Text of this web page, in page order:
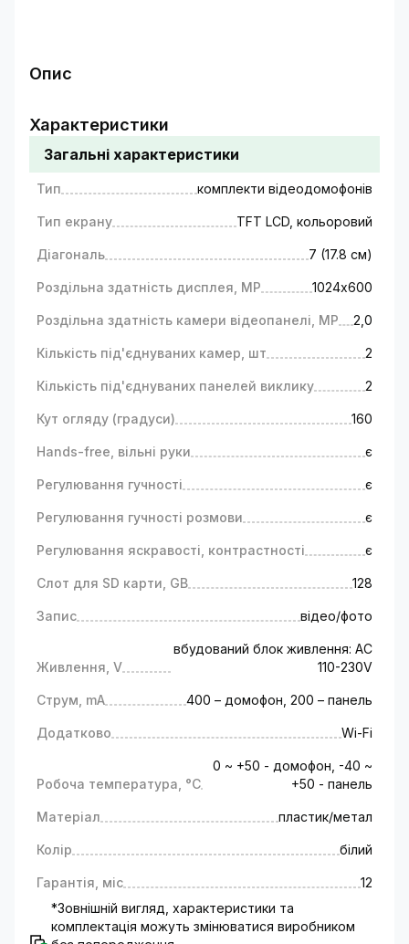
Опис
панель виклику
Купити домофон у комплекті з
підібраний провідними фахівцями GreenVision
із систем відеоспостереження та СКУД. Ми
гарантуємо повну сумісність обладнання.
Простота налаштувань та повна
налаштувань домофонного пристрою
докладно описано в інструкції з експлуатації
(входить до комплектації).
Вигідна ціна.Купівля обладнання в
Виклична панель плюс домофон у
системи контролю доступу, виконують
Камера, вбудована в панель виклику,
контролює зону вхідних дверей.
руху», щоб за необхідності можна було
відновити події, що відбуваються.
Виклична панель із вбудованою
відеокамерою та переговорним пристроєм
дає можливість побачити та поспілкуватися з
Ви можете відкрити вхідні двері одним
натисканням кнопки на екрані домофона, не
виходячи з квартири.
повідомлення відвідувачеві на випадок, якщо
немає можливості (бажання) відповісти
особисто.
Режим сну. Після активації домофон стає на
беззвучний режим, продовжуючи
Характеристики
Загальні характеристики
Тип комплекти відеодомофонів
Тип екрану TFT LCD, кольоровий
Діагональ 7 (17.8 см)
Роздільна здатність дисплея, MP 1024х600
Роздільна здатність камери відеопанелі, MP 2,0
Кількість під'єднуваних камер, шт 2
Кількість під'єднуваних панелей виклику 2
Кут огляду (градуси) 160
Hands-free, вільні руки є
Регулювання гучності є
Регулювання гучності розмови є
Регулювання яскравості, контрастності є
Слот для SD карти, GB 128
Запис відео/фото
Живлення, V
вбудований блок живлення: AC
110-230V
Струм, mA 400 – домофон, 200 – панель
Додатково Wi-Fi
Робоча температура, °C
0 ~ +50 - домофон, -40 ~
+50 - панель
Матеріал пластик/метал
Колір білий
Гарантія, міс
12
*Зовнішній вигляд, характеристики та
комплектація можуть змінюватися виробником